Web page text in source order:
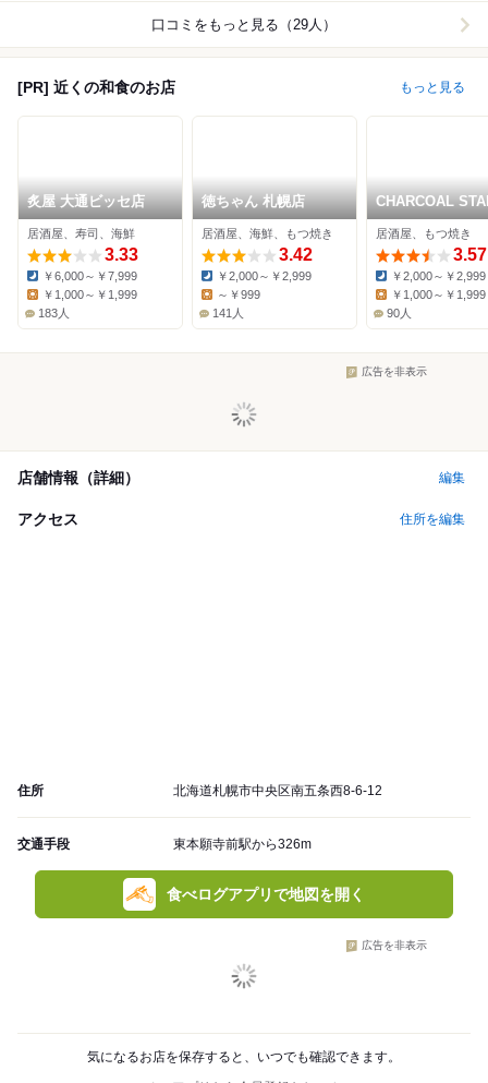
口コミをもっと見る（29人）
[PR] 近くの和食のお店 もっと見る
炙屋 大通ビッセ店
居酒屋、寿司、海鮮
3.33
Dinner:
￥6,000～￥7,999
￥1,000～￥1,999
183人
徳ちゃん 札幌店
居酒屋、海鮮、もつ焼き
3.42
Dinner:
￥2,000～￥2,999
～￥999
141人
CHARCOAL
SUSUKINO
居酒屋、もつ焼き
3.57
Dinner:
￥2,000～￥2,999
Lunch:
￥1,000～￥1,999
90人
広告を非表示
店舗情報（詳細） 編集
アクセス 住所を編集
住所 北海道札幌市中央区南五条西8-6-12
交通手段 東本願寺前駅から326m
食べログアプリで地図を開く
広告を非表示
気になるお店を保存すると、いつでも確認できます。